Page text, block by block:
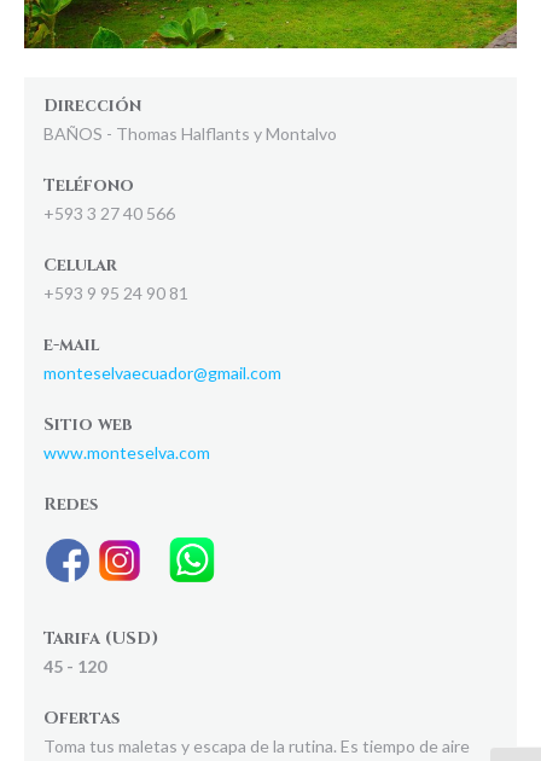
Dirección
BAÑOS - Thomas Halflants y Montalvo
Teléfono
+593 3 27 40 566
Celular
+593 9 95 24 90 81
e-mail
monteselvaecuador@gmail.com
Sitio web
www.monteselva.com
Redes
Tarifa (USD)
45 - 120
Ofertas
Toma tus maletas y escapa de la rutina. Es tiempo de aire